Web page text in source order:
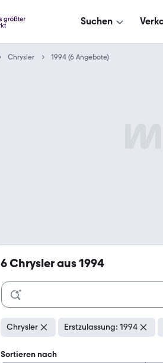
Suchen
Chrysler 1994 (6 Angebote)
6Chrysler aus 1994
Chrysler Erstzulassung: 1994
Sortieren nach